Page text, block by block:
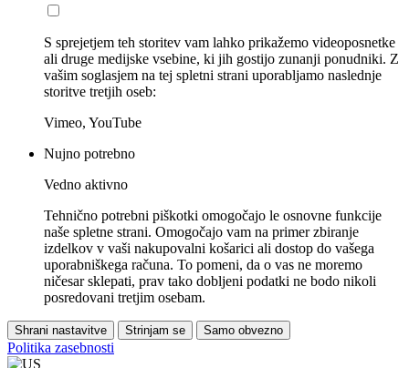
S sprejetjem teh storitev vam lahko prikažemo videoposnetke
ali druge medijske vsebine, ki jih gostijo zunanji ponudniki. Z
vašim soglasjem na tej spletni strani uporabljamo naslednje
storitve tretjih oseb:
Vimeo, YouTube
Nujno potrebno
Vedno aktivno
Tehnično potrebni piškotki omogočajo le osnovne funkcije
naše spletne strani. Omogočajo vam na primer zbiranje
izdelkov v vaši nakupovalni košarici ali dostop do vašega
uporabniškega računa. To pomeni, da o vas ne moremo
ničesar sklepati, prav tako dobljeni podatki ne bodo nikoli
posredovani tretjim osebam.
Shrani nastavitve Strinjam se Samo obvezno
Politika zasebnosti